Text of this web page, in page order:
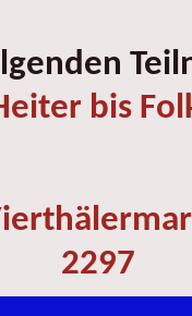
bis
2297